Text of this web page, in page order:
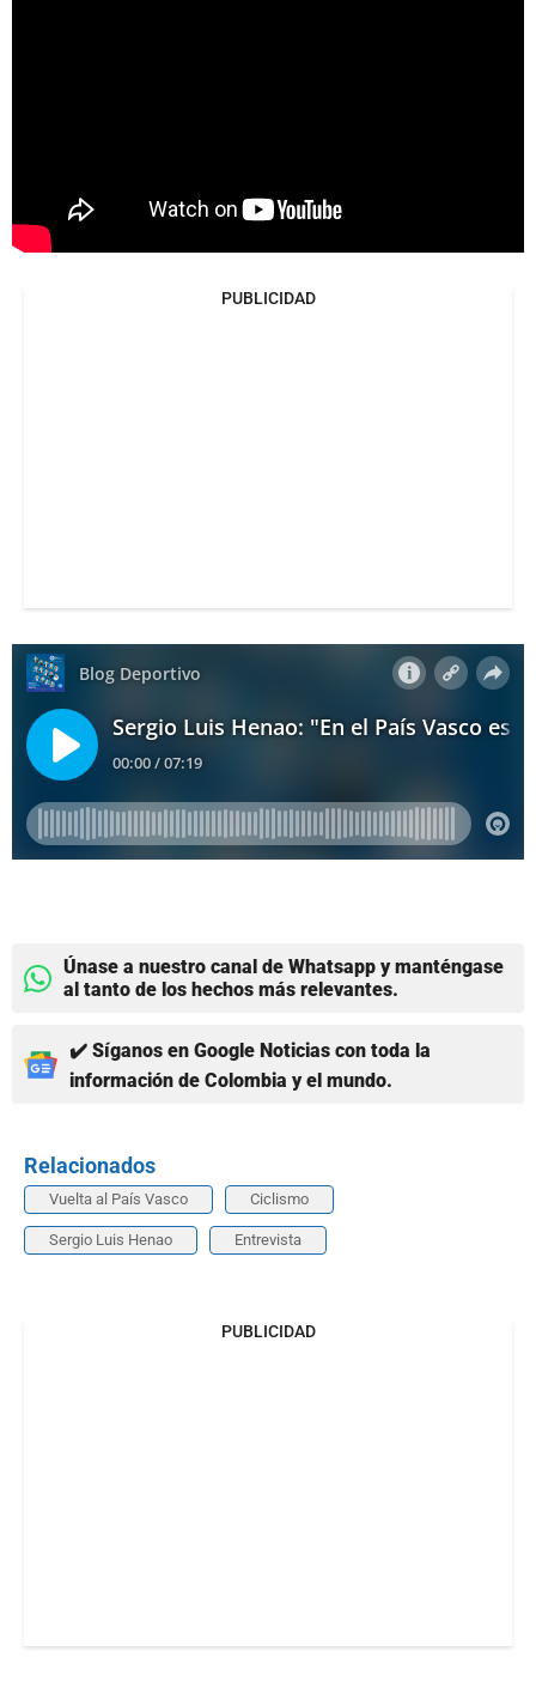
PUBLICIDAD
Únase a nuestro canal de Whatsapp y manténgase
al tanto de los hechos más relevantes.
✔️ Síganos en Google Noticias con toda la
información de Colombia y el mundo.
Relacionados
Vuelta al País Vasco Ciclismo
Sergio Luis Henao Entrevista
PUBLICIDAD